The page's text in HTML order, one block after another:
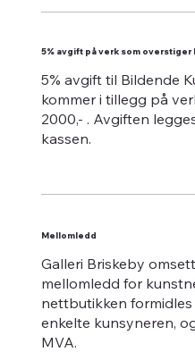
5% avgift på verk som overstiger
5% avgift til Bildende
kommer i tillegg på
2000,- . Avgiften
kassen.
Mellomledd
Galleri Briskeby
mellomledd for
nettbutikken
enkelte kunsyneren,
MVA.